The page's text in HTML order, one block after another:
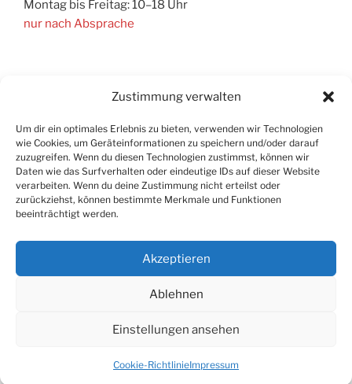
Zustimmung verwalten
Um dir ein optimales Erlebnis zu bieten, verwenden wir Technologien
wie Cookies, um Geräteinformationen zu speichern und/oder darauf
zuzugreifen. Wenn du diesen Technologien zustimmst, können wir
Daten wie das Surfverhalten oder eindeutige IDs auf dieser Website
verarbeiten. Wenn du deine Zustimmung nicht erteilst oder
zurückziehst, können bestimmte Merkmale und Funktionen
beeinträchtigt werden.
Akzeptieren
Ablehnen
Einstellungen ansehen
Cookie-RichtlinieImpressum
Montag bis Freitag: 10–18 Uhr
nur nach Absprache
Informationen
Impressum
Datenschutzerklärung
Cookie-Richtlinien-EU
Cookie-
(EU)